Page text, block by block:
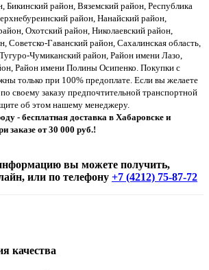
Бикинский район, Вяземский район, Республика
район, Нанайский район,
Охотский район, Николаевский район,
Советско-Гаванский район, Сахалинская область,
Чумиканский район, Район имени Лазо,
Район имени Полины Осипенко. Покупки с
только при 100% предоплате. Если вы желаете
своему заказу предпочтительной транспортной
об этом нашему менеджеру.
- бесплатная доставка в Хабаровске и
заказе от 30 000 руб.!
вы можете получить,
или по телефону +7 (4212) 75-87-72
качества